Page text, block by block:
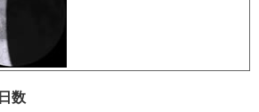
数